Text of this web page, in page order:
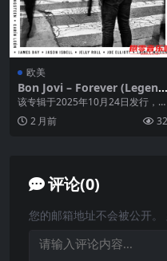
欧美
Bon Jovi – Forever (Legend
ary Edition) (2025)
该专辑于2025年10月24日发行，是
2024年《Forever》的重编版，诞
生...2 月前 32
评论(0)
您的邮箱地址不会被公开。